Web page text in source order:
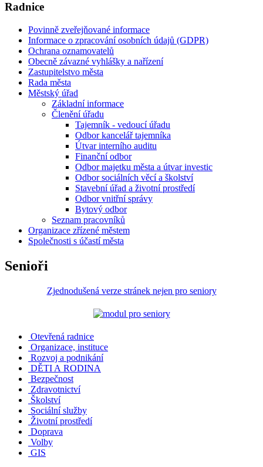
Radnice
Povinně zveřejňované informace
Informace o zpracování osobních údajů (GDPR)
Ochrana oznamovatelů
Obecně závazné vyhlášky a nařízení
Zastupitelstvo města
Rada města
Městský úřad
Základní informace
Členění úřadu
Tajemník - vedoucí úřadu
Odbor kancelář tajemníka
Útvar interního auditu
Finanční odbor
Odbor majetku města a útvar investic
Odbor sociálních věcí a školství
Stavební úřad a životní prostředí
Odbor vnitřní správy
Bytový odbor
Seznam pracovníků
Organizace zřízené městem
Společnosti s účastí města
Senioři
Zjednodušená verze stránek nejen pro seniory
Otevřená radnice
Organizace, instituce
Rozvoj a podnikání
DĚTI A RODINA
Bezpečnost
Zdravotnictví
Školství
Sociální služby
Životní prostředí
Doprava
Volby
GIS